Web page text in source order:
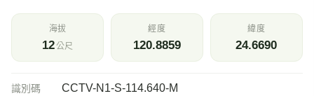
海拔
12公尺
經度
120.8859
緯度
24.6690
識別碼 CCTV-N1-S-114.640-M